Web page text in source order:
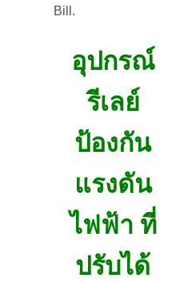
Bill.
อุปกรณ์
รีเลย์
ป้องกัน
แรงดัน
ไฟฟ้า ที่
ปรับได้